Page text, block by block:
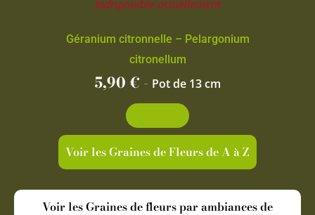
Indisponible actuellement
Géranium citronnelle – Pelargonium
citronellum
5,90€ - Pot de 13 cm
Voir les Graines de Fleurs de A à Z
Voir les Graines de fleurs par ambiances de